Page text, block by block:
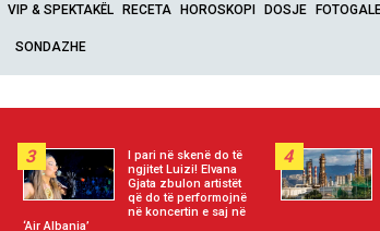
VIP & SPEKTAKËL RECETA HOROSKOPI DOSJE
SONDAZHE
3
I pari në skenë do të
ngjitet Luizi! Elvana
Gjata zbulon artistët
që do të performojnë
në koncertin e saj në
‘Air Albania’
4